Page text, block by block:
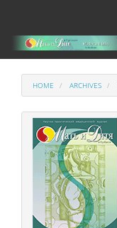
Main
Content
HOME ARCHIVES